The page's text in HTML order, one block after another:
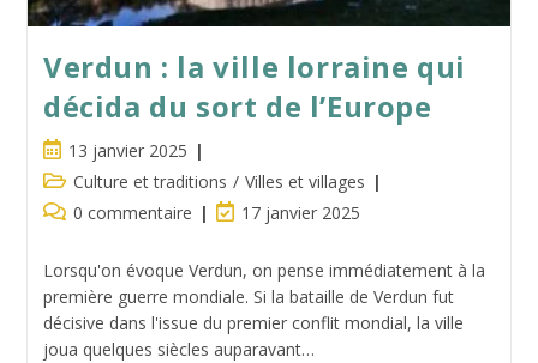
Verdun : la ville lorraine qui
décida du sort de l’Europe
Publication
publiée :
13 janvier 2025
Post
category:
Culture et traditions / Villes et villages
Commentaires
la
publication :
0 commentaire
Dernière
de
la
publication :
17 janvier 2025
Lorsqu'on évoque Verdun, on pense immédiatement à la
première guerre mondiale. Si la bataille de Verdun fut
décisive dans l'issue du premier conflit mondial, la ville
joua quelques siècles auparavant…